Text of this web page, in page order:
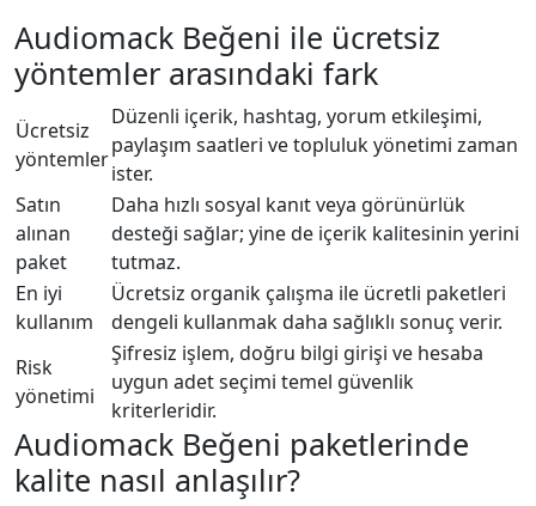
Audiomack Beğeni ile ücretsiz
yöntemler arasındaki fark
Ücretsiz
yöntemler
Düzenli içerik, hashtag, yorum etkileşimi,
paylaşım saatleri ve topluluk yönetimi zaman
ister.
Satın
alınan
paket
Daha hızlı sosyal kanıt veya görünürlük
desteği sağlar; yine de içerik kalitesinin yerini
tutmaz.
En iyi
kullanım
Ücretsiz organik çalışma ile ücretli paketleri
dengeli kullanmak daha sağlıklı sonuç verir.
Risk
yönetimi
Şifresiz işlem, doğru bilgi girişi ve hesaba
uygun adet seçimi temel güvenlik
kriterleridir.
Audiomack Beğeni paketlerinde
kalite nasıl anlaşılır?